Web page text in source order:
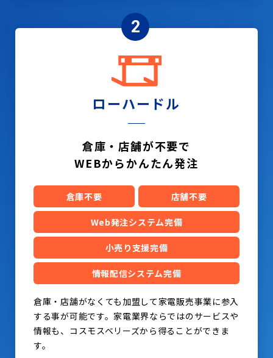
2
ローハードル
倉庫・店舗が不要で
WEBからかんたん発注
倉庫不要 店舗不要
Web発注システム完備
小売り支援完備
情報配信システム完備
倉庫・店舗がなくても加盟して家電販売事業に参入
する事が可能です。家電業界ならではのサービスや
情報も、コスモスベリーズから得ることができま
す。